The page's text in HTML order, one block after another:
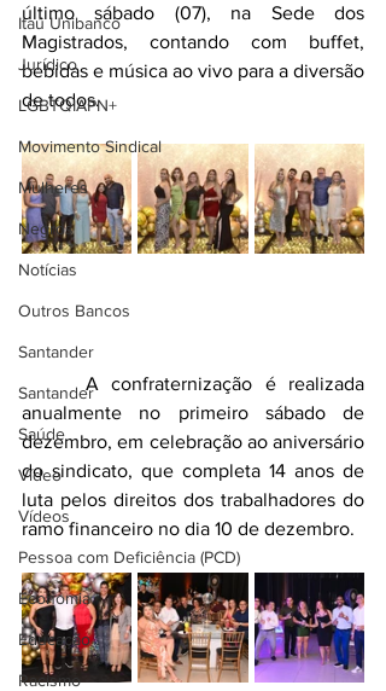
Itaú Unibanco
Jurídico
LGBTQIAPN+
Movimento Sindical
Mulheres
Negros
Notícias
Outros Bancos
Santander
Santander
Saúde
Vídeo
Vídeos
Pessoa com Deficiência (PCD)
Economia
Educação
Racismo
último sábado (07), na Sede dos
Magistrados, contando com buffet,
bebidas e música ao vivo para a diversão
de todos.
A confraternização é realizada
anualmente no primeiro sábado de
dezembro, em celebração ao aniversário
do sindicato, que completa 14 anos de
luta pelos direitos dos trabalhadores do
ramo financeiro no dia 10 de dezembro.